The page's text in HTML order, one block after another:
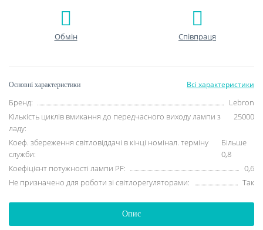
Обмін Співпраця
Основні характеристики Всі характеристики
Бренд:
Lebron
Кількість циклів вмикання до передчасного виходу лампи з
ладу:
25000
Коеф. збереження світловіддачі в кінці номінал. терміну
служби:
Більше
0,8
Коефіцієнт потужності лампи PF:
0,6
Не призначено для роботи зі світлорегуляторами:
Так
Опис